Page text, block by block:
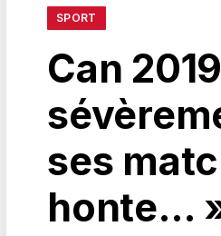
SPORT
Can
ses
honte…